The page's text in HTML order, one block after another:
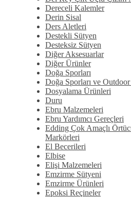
Dereceli Kalemler
Derin Sisal
Ders Aletleri
Destekli Sütyen
Desteksiz Sütyen
Diğer Aksesuarlar
Diğer Ürünler
Doğa Sporları
Doğa Sporları ve
Dosyalama Ürünleri
Duru
Ebru Malzemeleri
Ebru Yardımcı Gereçleri
Edding Çok Amaçlı
Markörleri
El Becerileri
Elbise
Elişi Malzemeleri
Emzirme Sütyeni
Emzirme Ürünleri
Epoksi Reçineler